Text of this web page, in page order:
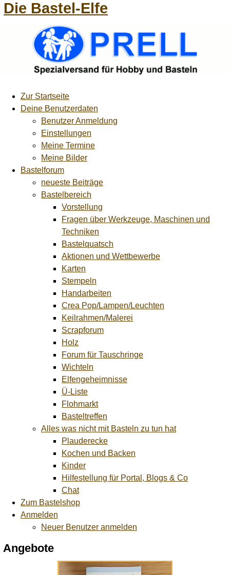
Die Bastel-Elfe
Zur Startseite
Deine Benutzerdaten
Benutzer Anmeldung
Einstellungen
Meine Termine
Meine Bilder
Bastelforum
neueste Beiträge
Bastelbereich
Vorstellung
Fragen über Werkzeuge, Maschinen und
Techniken
Bastelquatsch
Aktionen und Wettbewerbe
Karten
Stempeln
Handarbeiten
Crea Pop/Lampen/Leuchten
Keilrahmen/Malerei
Scrapforum
Holz
Forum für Tauschringe
Wichteln
Elfengeheimnisse
Ü-Liste
Flohmarkt
Basteltreffen
Alles was nicht mit Basteln zu tun hat
Plauderecke
Kochen und Backen
Kinder
Hilfestellung für Portal, Blogs & Co
Chat
Zum Bastelshop
Anmelden
Neuer Benutzer anmelden
Angebote